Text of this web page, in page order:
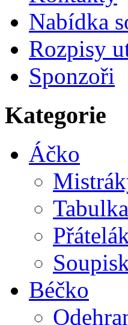
Nabídka
Rozpisy
Sponzoři
Kategorie
Áčko
Tabulka
Béčko